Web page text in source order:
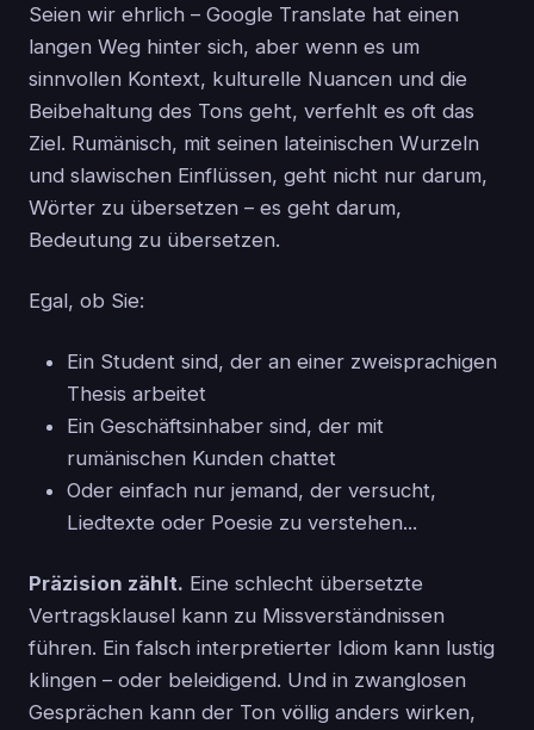
Seien wir ehrlich – Google Translate hat einen
langen Weg hinter sich, aber wenn es um
sinnvollen Kontext, kulturelle Nuancen und die
Beibehaltung des Tons geht, verfehlt es oft das
Ziel. Rumänisch, mit seinen lateinischen Wurzeln
und slawischen Einflüssen, geht nicht nur darum,
Wörter zu übersetzen – es geht darum,
Bedeutung zu übersetzen.
Egal, ob Sie:
Ein Student sind, der an einer zweisprachigen
Thesis arbeitet
Ein Geschäftsinhaber sind, der mit
rumänischen Kunden chattet
Oder einfach nur jemand, der versucht,
Liedtexte oder Poesie zu verstehen...
Präzision zählt. Eine schlecht übersetzte
Vertragsklausel kann zu Missverständnissen
führen. Ein falsch interpretierter Idiom kann lustig
klingen – oder beleidigend. Und in zwanglosen
Gesprächen kann der Ton völlig anders wirken,